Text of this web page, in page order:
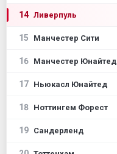
14 Ливерпуль
15 Манчестер Сити
16 Манчестер Юнайтед
17 Ньюкасл Юнайтед
18 Ноттингем Форест
19 Сандерленд